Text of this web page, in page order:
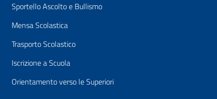
Sportello Ascolto e Bullismo
Mensa Scolastica
Trasporto Scolastico
Iscrizione a Scuola
Orientamento verso le Superiori